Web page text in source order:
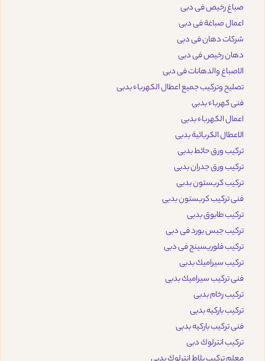
صباغ رخيص فى دبى
اعمال صباغة فى دبى
شركات دهان فى دبى
دهان رخيص فى دبى
الاصباغ والدهانات فى دبى
تصليح وتركيب جميع اعطال الكهرباء بدبى
فنى كهرباء بدبى
اعمال الكهرباء بدبى
الاعطال الكربائية بدبى
تركيب ورق حائط بدبى
تركيب ورق جدران بدبى
تركيب كربستون بدبى
فنى تركيب كربستون بدبى
تركيب طابوق بدبى
تركيب جبس بورد فى دبى
تركيب فلوريسينج فى دبى
تركيب سيراميك بدبى
فنى تركيب سيراميك بدبى
تركيب رخام بدبى
تركيب باركيه بدبى
فنى تركيب باركيه بدبى
تركيب انترلوك دبى